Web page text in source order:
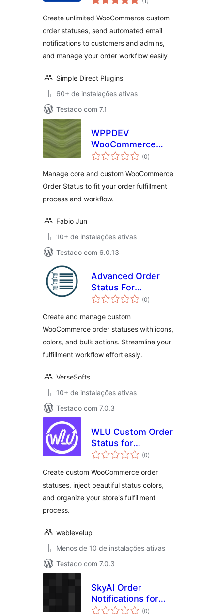
de
Create unlimited WooCommerce custom
order statuses, send automated email
notifications to customers and admins,
and manage your order workflow easily
Simple Direct Plugins
60+ de instalações ativas
Testado com 7.1
WPPDEV
WooCommerce
Order Status(0total
de
)
Manage core and custom WooCommerce
Order Status to fit your order fulfillment
process and workflow.
Fabio Jun
10+ de instalações ativas
Testado com 6.0.13
Advanced Order
Status For
WooCommerce –
Management &
Workflow
Automation
(0total
de
)
Create and manage custom
WooCommerce order statuses with icons,
colors, and bulk actions. Streamline your
fulfillment workflow effortlessly.
VerseSofts
10+ de instalações ativas
Testado com 7.0.3
WLU Custom Order
Status for
WooCommerce
(0total
de
)
Create custom WooCommerce order
statuses, inject beautiful status colors,
and organize your store's fulfillment
process.
weblevelup
Menos de 10 de instalações ativas
Testado com 7.0.3
SkyAI Order
Notifications for
WooCommerce
(0total
)